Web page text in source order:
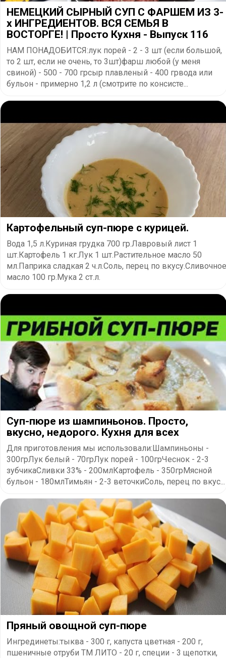
НЕМЕЦКИЙ СЫРНЫЙ СУП С ФАРШЕМ ИЗ 3-
х ИНГРЕДИЕНТОВ. ВСЯ СЕМЬЯ В
ВОСТОРГЕ! | Просто Кухня - Выпуск 116
НАМ ПОНАДОБИТСЯ:лук порей - 2 - 3 шт (если большой,
то 2 шт, если не очень, то 3шт)фарш любой (у меня
свиной) - 500 - 700 грсыр плавленый - 400 грвода или
бульон - примерно 1,2 л (смотрите по консисте...
Картофельный суп-пюре с курицей.
Вода 1,5 л.Куриная грудка 700 гр.Лавровый лист 1
шт.Картофель 1 кг.Лук 1 шт.Растительное масло 50
мл.Паприка сладкая 2 ч.л.Соль, перец по вкусу.Сливочное
масло 100 гр.Мука 2 ст.л.
Суп-пюре из шампиньонов. Просто,
вкусно, недорого. Кухня для всех
Для приготовления мы использовали:Шампиньоны -
300грЛук белый - 70грЛук порей - 100грЧеснок - 2-3
зубчикаСливки 33% - 200млКартофель - 350грМясной
бульон - 180млТимьян - 2-3 веточкиСоль, перец по вкус...
Пряный овощной суп-пюре
Ингрединеты:тыква - 300 г, капуста цветная - 200 г,
пшеничные отруби ТМ ЛИТО - 20 г, специи - 3 щепотки,